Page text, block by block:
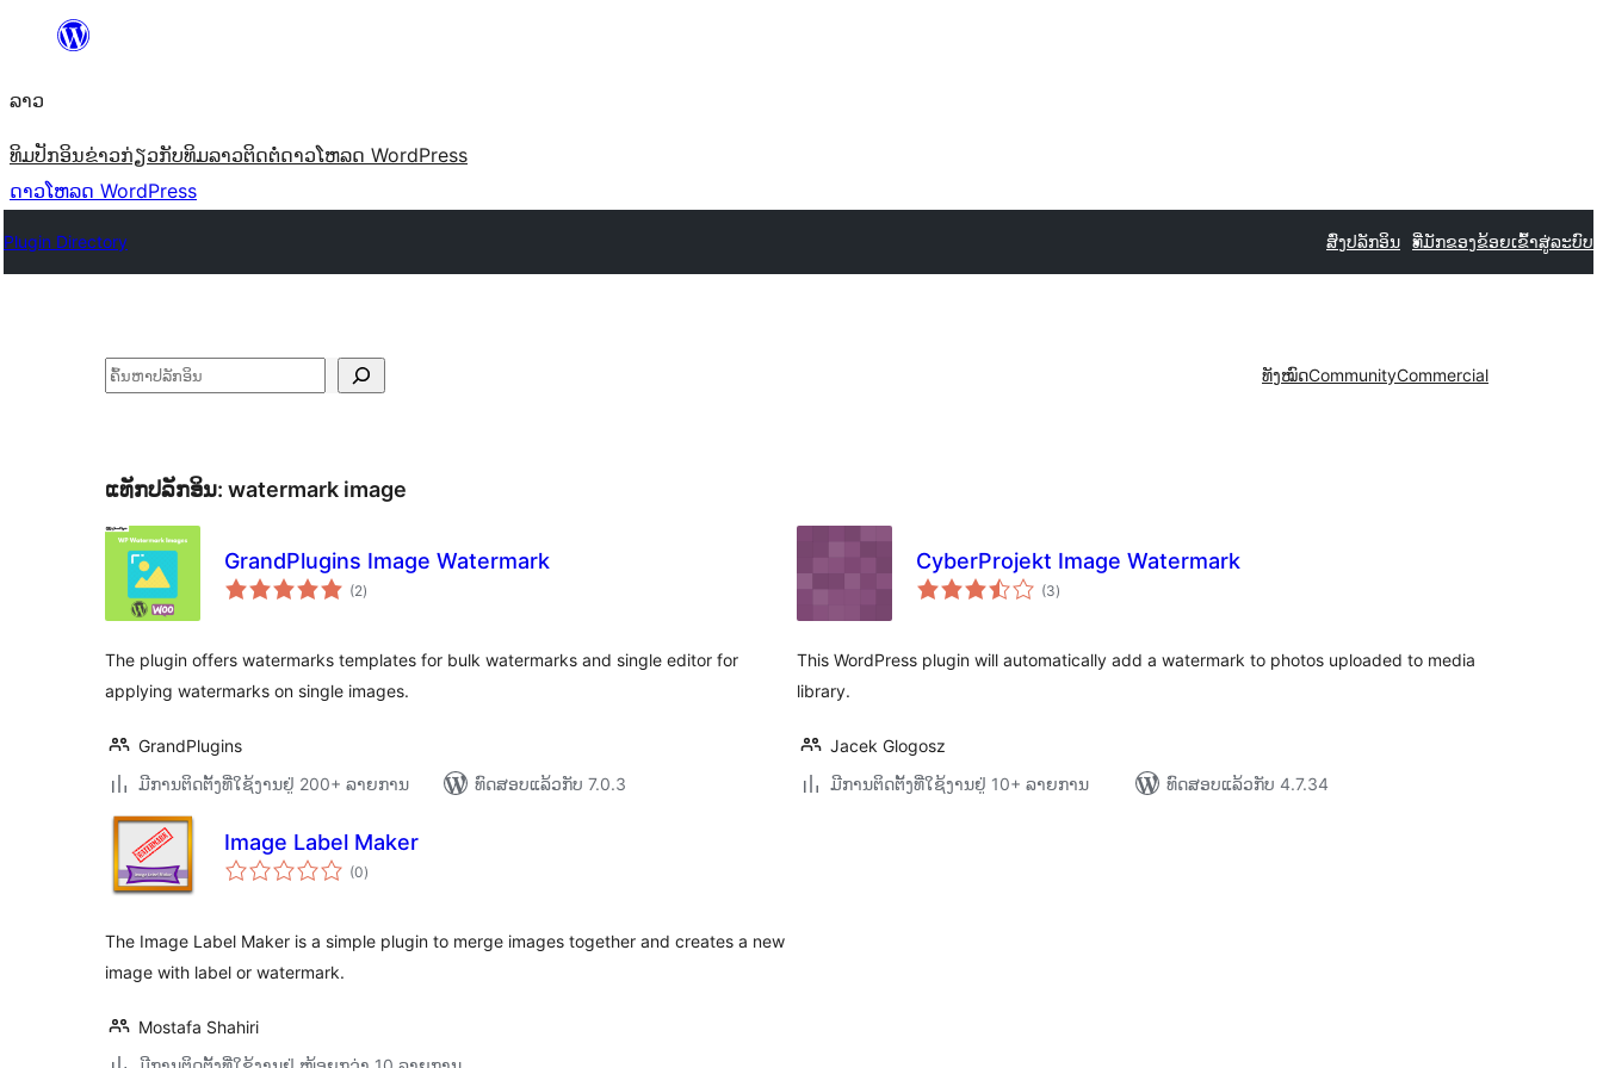
ທີ່
ເນື້ອຫາ
ລາວ
ທິມປັກອິນຂ່າວກ່ຽວກັບທິມລາວຕິດຕໍ່ດາວໂຫລດ WordPress
ດາວໂຫລດ WordPress
Plugin Directory ສົ່ງປລັກອິນ ທີ່ມັກຂອງຂ້ອຍເຂົ້າສູ່ລະບົບ
ຄົ້ນຫາ ທັງໝົດCommunityCommercial
ແທັກປລັກອິນ: watermark image
GrandPlugins Image Watermark
(2ຄະແນນ
ທັງໝົດ
)
The plugin offers watermarks templates for bulk watermarks and single editor for
applying watermarks on single images.
GrandPlugins
ມີການຕິດຕັ້ງທີ່ໃຊ້ງານຢູ່ 200+ ລາຍການ
ທົດສອບແລ້ວກັບ 7.0.3
CyberProjekt Image Watermark
(3ຄະແນນ
ທັງໝົດ
)
This WordPress plugin will automatically add a watermark to photos uploaded to media
library.
Jacek Glogosz
ມີການຕິດຕັ້ງທີ່ໃຊ້ງານຢູ່ 10+ ລາຍການ
ທົດສອບແລ້ວກັບ 4.7.34
Image Label Maker
(0ຄະແນນ
ທັງໝົດ
)
The Image Label Maker is a simple plugin to merge images together and creates a new
image with label or watermark.
Mostafa Shahiri